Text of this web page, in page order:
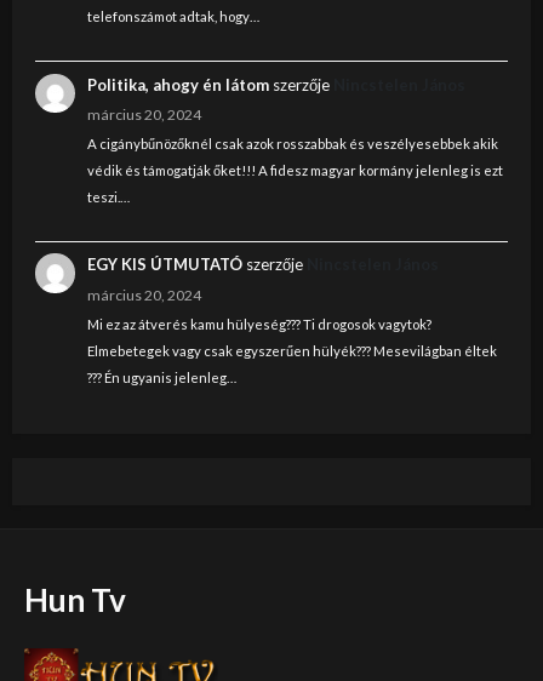
telefonszámot adtak, hogy…
Politika, ahogy én látomszerzője
március 20, 2024
A cigánybűnözőknél csak azok rosszabbak és veszélyesebbek akik
védik és támogatják őket!!! A fidesz magyar kormány jelenleg is ezt
teszi.…
EGY KIS ÚTMUTATÓszerzője
március 20, 2024
Mi ez az átverés kamu hülyeség??? Ti drogosok vagytok?
Elmebetegek vagy csak egyszerűen hülyék??? Mesevilágban éltek
??? Én ugyanis jelenleg…
Hun Tv